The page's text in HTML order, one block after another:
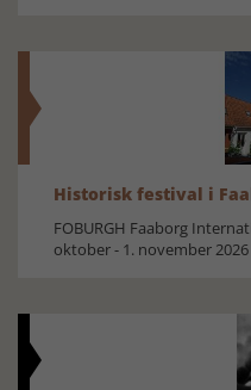
Historisk festival i
FOBURGH Faaborg
oktober - 1. november 2026